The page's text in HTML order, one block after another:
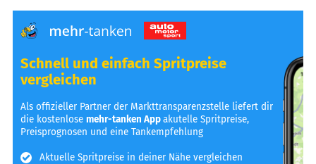
Schnell und einfach Spritpreise
vergleichen
Als offizieller Partner der Markttransparenzstelle liefert dir
die kostenlosemehr-tanken Appakutelle Spritpreise,
Preisprognosen und eine Tankempfehlung
Aktuelle Spritpreise in deiner Nähe vergleichen